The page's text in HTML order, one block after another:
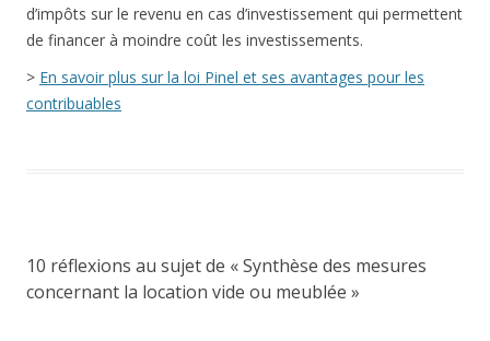
d’impôts sur le revenu en cas d’investissement qui permettent
de financer à moindre coût les investissements.
> En savoir plus sur la loi Pinel et ses avantages pour les
contribuables
10 réflexions au sujet de «Synthèse des mesures
concernant la location vide ou meublée »